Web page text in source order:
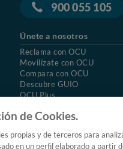
900 055 105
Únete a nosotros
Reclama con OCU
Movilízate con OCU
Compara con OCU
Descubre GUIO
OCU Plus
Aviso Legal
Política de
de Cookies.
propias y de terceros para
en un perfil elaborado a partir